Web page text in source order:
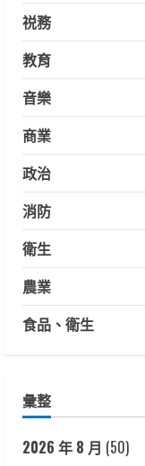
祱務
教育
音樂
商業
政治
消防
衛生
農業
食品、衛生
彙整
2026 年 8 月 (50)